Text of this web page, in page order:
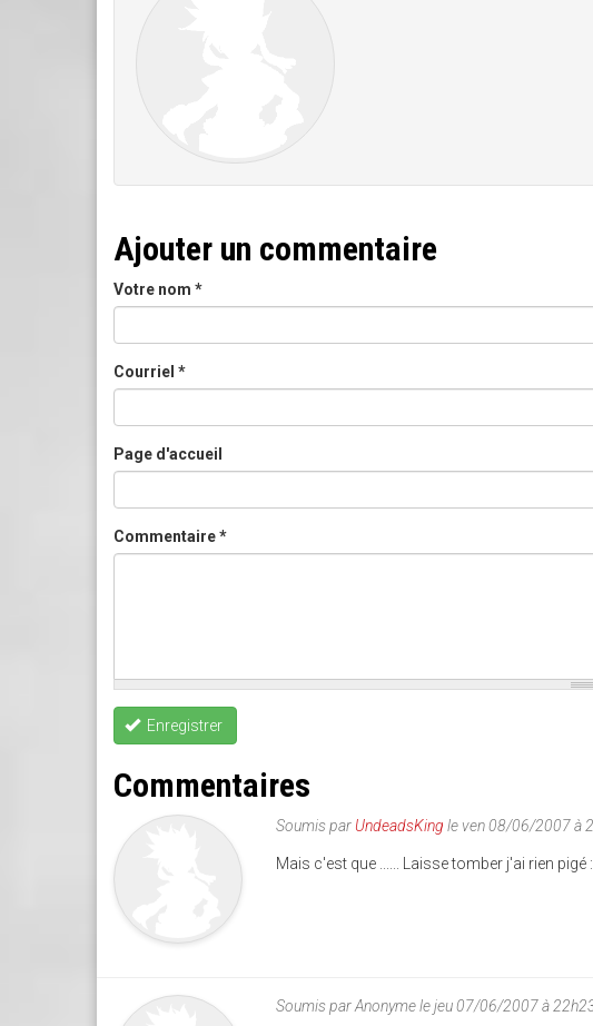
Ajouter un commentaire
Votre nom *
Courriel *
Page d'accueil
Commentaire*
Enregistrer
Commentaires
Soumis par UndeadsKing le ven 08/06/2007 à
Mais c'est que ...... Laisse tomber j'ai rien pigé
Soumis parAnonymele jeu 07/06/2007 à